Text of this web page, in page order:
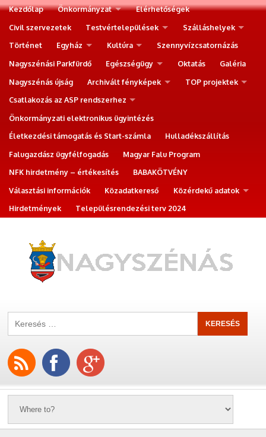
Kezdőlap Önkormányzat
Elérhetőségek
Civil szervezetek
Testvértelepülések
Szálláshelyek
Történet
Egyház Kultúra
Szennyvízcsatornázás
Nagyszénási Parkfürdő
Egészségügy Oktatás
Galéria
Nagyszénás újság
Archivált fényképek
TOP projektek
Csatlakozás az ASP rendszerhez
Önkormányzati elektronikus ügyintézés
Életkezdési támogatás és Start-számla
Hulladékszállítás
Falugazdász ügyfélfogadás
Magyar Falu Program
NFK hirdetmény – értékesítés
BABAKÖTVÉNY
Választási információk
Közadatkereső
Közérdekű adatok
Hirdetmények
Településrendezési terv 2024